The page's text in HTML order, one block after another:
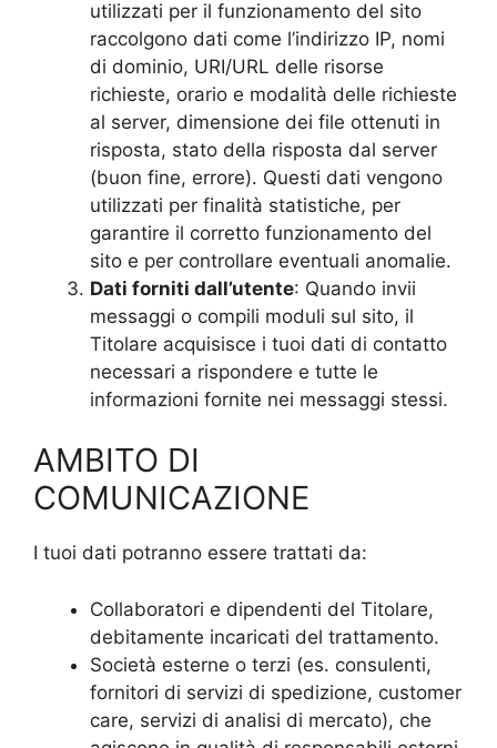
utilizzati per il funzionamento del sito
raccolgono dati come l’indirizzo IP, nomi
di dominio, URI/URL delle risorse
richieste, orario e modalità delle richieste
al server, dimensione dei file ottenuti in
risposta, stato della risposta dal server
(buon fine, errore). Questi dati vengono
utilizzati per finalità statistiche, per
garantire il corretto funzionamento del
sito e per controllare eventuali anomalie.
Dati forniti dall’utente: Quando invii
messaggi o compili moduli sul sito, il
Titolare acquisisce i tuoi dati di contatto
necessari a rispondere e tutte le
informazioni fornite nei messaggi stessi.
AMBITO DI
COMUNICAZIONE
I tuoi dati potranno essere trattati da:
Collaboratori e dipendenti del Titolare,
debitamente incaricati del trattamento.
Società esterne o terzi (es. consulenti,
fornitori di servizi di spedizione, customer
care, servizi di analisi di mercato), che